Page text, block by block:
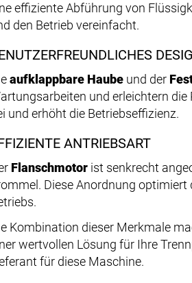
effiziente Abführung von
den Betrieb vereinfacht.
aufklappbare Haube und der
und erleichtern
und erhöht die Betriebseffizienz.
ANTRIEBSART
Flanschmotor ist senkrecht
Diese Anordnung
Kombination dieser Merkmale
wertvollen Lösung für Ihre
für diese Maschine.